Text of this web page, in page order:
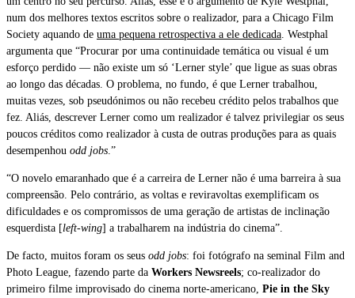
num dos melhores textos escritos sobre o realizador, para a Chicago Film
Society aquando de uma pequena retrospectiva a ele dedicada . Westphal
argumenta que “Procurar por uma continuidade temática ou visual é um
esforço perdido — não existe um só ‘Lerner style’ que ligue as suas obras
ao longo das décadas. O problema, no fundo, é que Lerner trabalhou,
muitas vezes, sob pseudónimos ou não recebeu crédito pelos trabalhos que
fez. Aliás, descrever Lerner como um realizador é talvez privilegiar os seus
poucos créditos como realizador à custa de outras produções para as quais
desempenhou odd jobs .”
“O novelo emaranhado que é a carreira de Lerner não é uma barreira à sua
compreensão. Pelo contrário, as voltas e reviravoltas exemplificam os
dificuldades e os compromissos de uma geração de artistas de inclinação
esquerdista [left-wing] a trabalharem na indústria do cinema”.
De facto, muitos foram os seus odd jobs: foi fotógrafo na seminal Film and
Photo League, fazendo parte da Workers Newsreels; co-realizador do
primeiro filme improvisado do cinema norte-americano, Pie in the Sky